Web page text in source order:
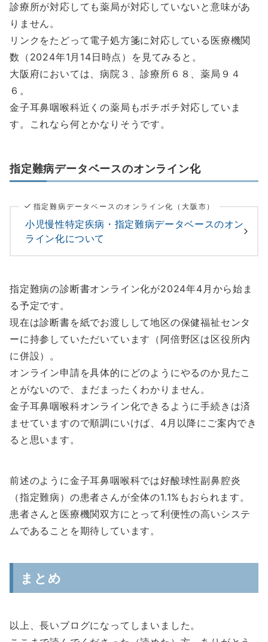
診療所が対応しても薬局が対応していないと意味があ
りません。
リンクをたどって電子処方箋に対応している医療機関
数（2024年1月14日時点）を見てみると。
大阪府においては、病院３、診療所６８、薬局９４
６。
金子耳鼻咽喉科近くの薬局もボチボチ対応していま
す。これなら何とかなりそうです。
指定難病データベースのオンライン化
指定難病データベースのオンライン化（大阪市）
小児慢性特定疾病・指定難病データベースのオン
ライン化について
指定難病の診断書オンライン化が2024年4月から始ま
る予定です。
現在は診断書を紙でお渡しして地区の保健福祉センタ
ーに持参していただいています（阿倍野区は区役所内
に併設）。
オンライン申請を具体的にどのようにやるのか見たこ
とがないので、まだまったくわかりません。
金子耳鼻咽喉科オンライン化できるように手続きは済
ませていますので順調にいけば、4月以降にご案内でき
ると思います。
前述のように金子耳鼻咽喉科では好酸球性副鼻腔炎
（指定難病）の患者さんが全体の1.1%もおられます。
患者さんと医療機関双方にとって利便性の高いシステ
ムであることを期待しています。
まとめ
以上、長いブログになってしまいました。